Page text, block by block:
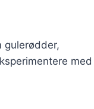
gulerødder,
med